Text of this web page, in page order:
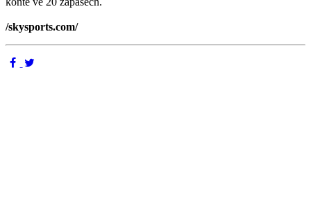
/skysports.com/